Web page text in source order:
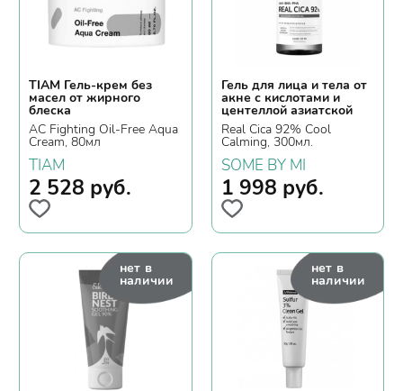
TIAM Гель-крем без
масел от жирного
блеска
AC Fighting Oil-Free Aqua
Cream, 80мл
TIAM
2 528 руб.
Гель для лица и тела от
акне с кислотами и
центеллой азиатской
Real Cica 92% Cool
Calming, 300мл.
SOME BY MI
1 998 руб.
нет в
наличии
нет в
наличии